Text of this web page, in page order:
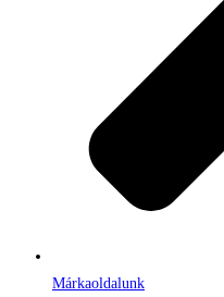
Márkaoldalunk